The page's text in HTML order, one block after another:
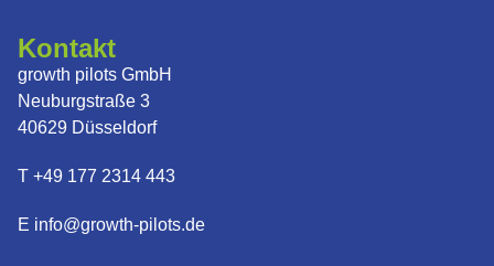
Kontakt
growth pilots GmbH
Neuburgstraße 3
40629 Düsseldorf
T +49 177 2314 443
E info@growth-pilots.de